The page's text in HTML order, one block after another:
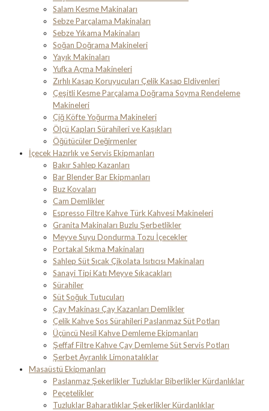
Salam Kesme Makinaları
Sebze Parçalama Makinaları
Sebze Yıkama Makinaları
Soğan Doğrama Makineleri
Yayık Makinaları
Yufka Açma Makineleri
Zırhlı Kasap Koruyucuları Çelik Kasap Eldivenleri
Çeşitli Kesme Parçalama Doğrama Soyma Rendeleme
Makineleri
Çiğ Köfte Yoğurma Makineleri
Ölçü Kapları Sürahileri ve Kaşıkları
Öğütücüler Değirmenler
İçecek Hazırlık ve Servis Ekipmanları
Bakır Sahlep Kazanları
Bar Blender Bar Ekipmanları
Buz Kovaları
Cam Demlikler
Espresso Filtre Kahve Türk Kahvesi Makineleri
Granita Makinaları Buzlu Şerbetlikler
Meyve Suyu Dondurma Tozu İçecekler
Portakal Sıkma Makinaları
Sahlep Süt Sıcak Çikolata Isıtıcısı Makinaları
Sanayi Tipi Katı Meyve Sıkacakları
Sürahiler
Süt Soğuk Tutucuları
Çay Makinası Çay Kazanları Demlikler
Çelik Kahve Sos Sürahileri Paslanmaz Süt Potları
Üçüncü Nesil Kahve Demleme Ekipmanları
Şeffaf Filtre Kahve Çay Demleme Süt Servis Potları
Şerbet Ayranlık Limonatalıklar
Masaüstü Ekipmanları
Paslanmaz Şekerlikler Tuzluklar Biberlikler Kürdanlıklar
Peçetelikler
Tuzluklar Baharatlıklar Şekerlikler Kürdanlıklar